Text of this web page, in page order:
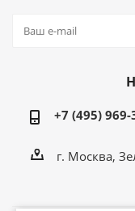
+7 (495) 969-
г. Москва,